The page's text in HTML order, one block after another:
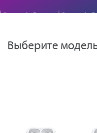
Выберите